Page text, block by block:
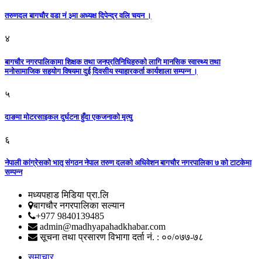
तरुणदल बागचौर वडा नं ३मा अध्यक्ष दिपेन्द्र वलि चयन ।
४
बागचौर नगरपालिकामा शिक्षक तथा जनप्रतिनिधिहरुको लागि मानसिक स्वास्थ्य तथा
मनोसामाजिक सहयोग विषयमा दुई दिवसीय स्याहारकर्ता कार्यशाला सम्पन्न ।
५
दाङमा मोटरसाइकल दुर्घटना हुँदा एकजनाको मृत्यु
६
नेपाली कांग्रेसको भातृ संगठन नेपाल तरुण दलको अधिवेशन बागचौर नगरपालिका ७ को टाटकेमा
सम्पन्न
मध्यपहाड मिडिया प्रा.लि
बागचौर नगरपालिका सल्यान
+977 9840139485
admin@madhyapahadkhabar.com
सूचना तथा प्रसारण विभागा दर्ता नं. : ००/०७७-७८